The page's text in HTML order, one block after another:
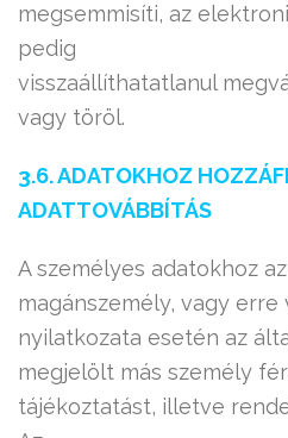
megsemmisíti, az
pedig
visszaállíthatatlanul
vagy töröl.
3.6. ADATOKHOZ
ADATTOVÁBBÍTÁS
A személyes adatokhoz
magánszemély, vagy erre
nyilatkozata esetén az
megjelölt más személy
tájékoztatást, illetve